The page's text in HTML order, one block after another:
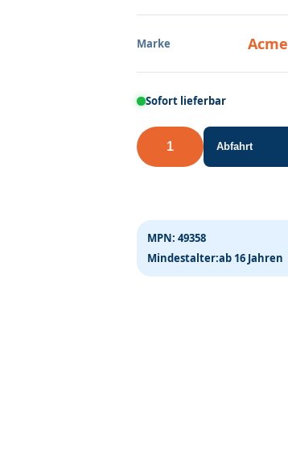
Marke Acme
Sofort lieferbar
H0
GÜW
DB
III
Menge
Abfahrt
MPN: 49358
Mindestalter:ab 16 Jahren